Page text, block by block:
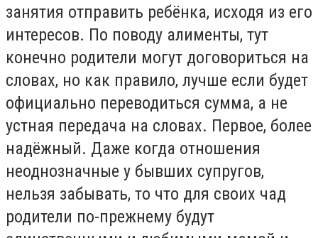
занятия отправить ребёнка, исходя из его
интересов. По поводу алименты, тут
конечно родители могут договориться на
словах, но как правило, лучше если будет
официально переводиться сумма, а не
устная передача на словах. Первое, более
надёжный. Даже когда отношения
неоднозначные у бывших супругов,
нельзя забывать, то что для своих чад
родители по-прежнему будут